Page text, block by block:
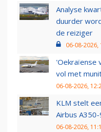
Analyse
duurder
de reiziger
06-08-2026,
'Oekraïense
vol met
06-08-2026,
KLM stelt
Airbus
06-08-2026,